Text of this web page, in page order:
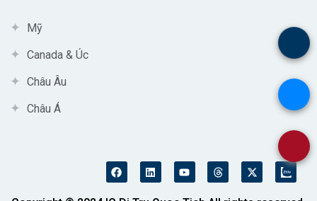
Mỹ
Canada & Úc
Châu Âu
Châu Á